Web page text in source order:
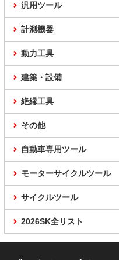
汎用ツール
計測機器
動力工具
建築・設備
絶縁工具
その他
自動車専用ツール
モーターサイクルツール
サイクルツール
2026SK全リスト